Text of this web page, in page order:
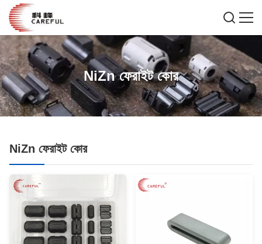
NiZn ফেরাইট কোর
NiZn ফেরাইট কোর